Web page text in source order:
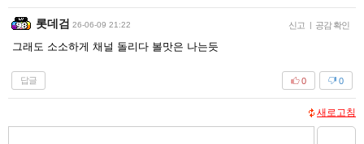
롯데검 26-06-09 21:22 신고 | 공감 확인
그래도 소소하게 채널 돌리다 볼맛은 나는듯
답글 0
0
새로고침